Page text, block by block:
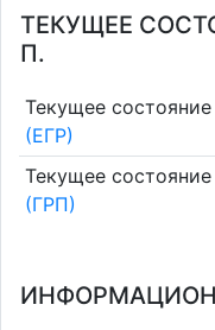
ТЕКУЩЕЕ
П.
Текущее состояние
(ЕГР)
Текущее состояние
(ГРП)